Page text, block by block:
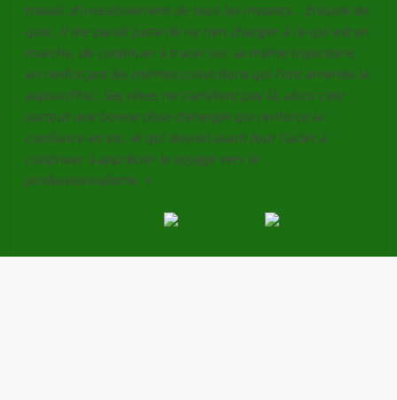
travail, d’investissement de tous les instants… Ensuite de
quoi, il me paraît juste de ne rien changer à ce qui est en
marche, de continuer à tracer sur sa même trajectoire,
en renforçant les mêmes convictions qui l’ont amenée là
aujourd’hui. Ses rêves ne s’arrêtent pas là, alors c’est
surtout une bonne dose d’énergie qui renforce la
confiance en soi, et qui devrait avant tout l’aider à
continuer à apprécier le voyage vers le
professionnalisme. »